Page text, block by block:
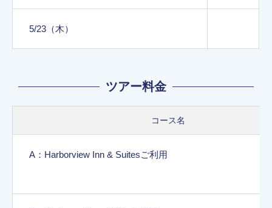
5/23（木）
ツアー料金
コース名
A：Harborview Inn & Suitesご利用